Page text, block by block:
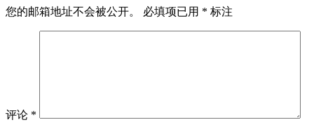
您的邮箱地址不会被公开。 必填项已用 * 标注
评论 *